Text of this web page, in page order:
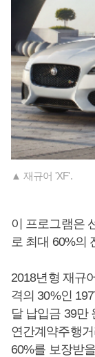
▲ 재규어 'XF'.
이 프로그램은
로 최대 60%의
2018년형 재규
격의 30%인
달 납입금 39만
연간계약주행
60%를 보장받